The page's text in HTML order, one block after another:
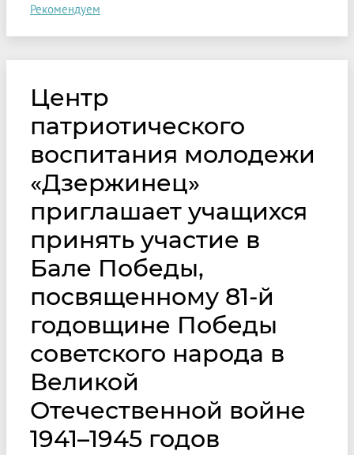
Рекомендуем
Центр
патриотического
воспитания молодежи
«Дзержинец»
приглашает учащихся
принять участие в
Бале Победы,
посвященному 81-й
годовщине Победы
советского народа в
Великой
Отечественной войне
1941–1945 годов